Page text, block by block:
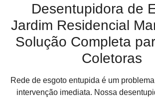
Desentupidora de
Jardim Residencial
Solução Completa
Coletoras
Rede de esgoto entupida é um
intervenção imediata. Nossa